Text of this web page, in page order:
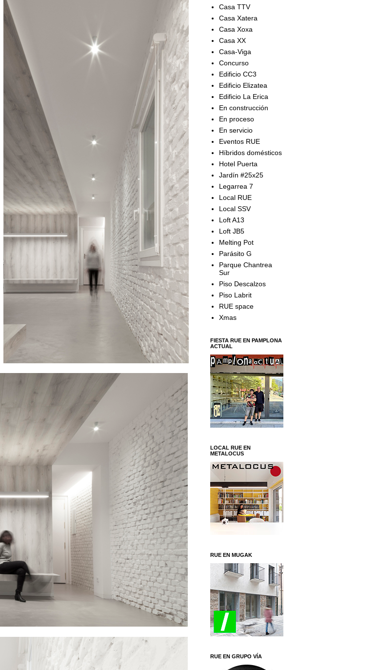
Casa TTV
Casa Xatera
Casa Xoxa
Casa XX
Casa-Viga
Concurso
Edificio CC3
Edificio Elizatea
Edificio La Erica
En construcción
En proceso
En servicio
Eventos RUE
Híbridos domésticos
Hotel Puerta
Jardín #25x25
Legarrea 7
Local RUE
Local SSV
Loft A13
Loft JB5
Melting Pot
Parásito G
Parque Chantrea
Sur
Piso Descalzos
Piso Labrit
RUE space
Xmas
FIESTA RUE EN PAMPLONA
ACTUAL
LOCAL RUE EN
METALOCUS
RUE EN MUGAK
RUE EN GRUPO VÍA